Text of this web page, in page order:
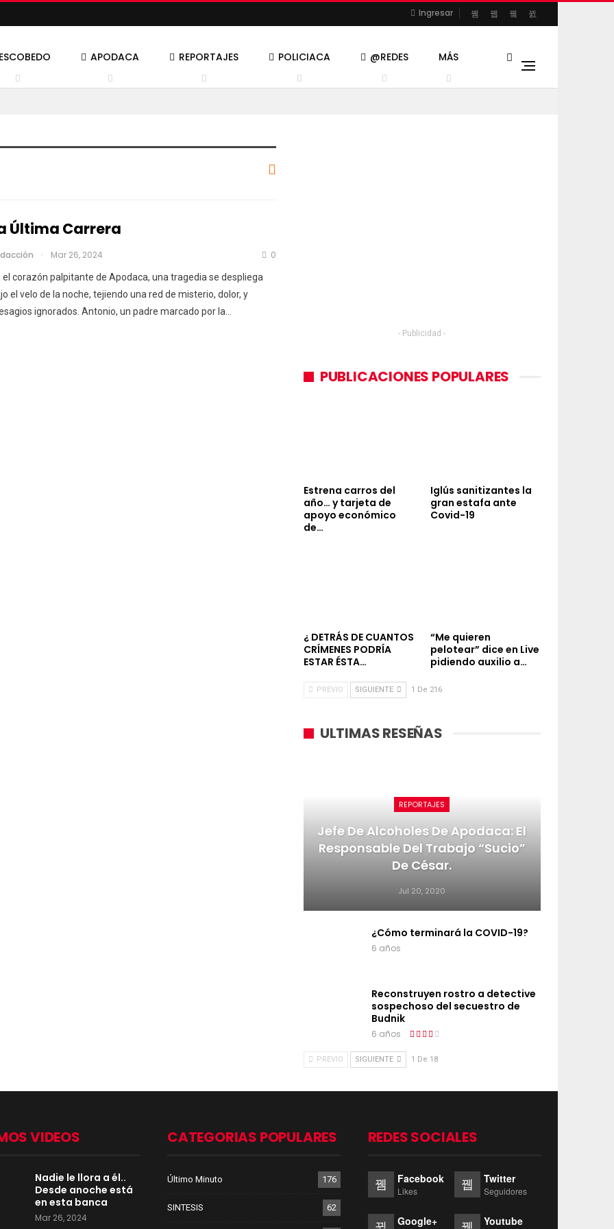
Ingresar
ESCOBEDO APODACA REPORTAJES POLICIACA @REDES MÁS
Última Carrera
Mar 26, 2024 0
el corazón palpitante de Apodaca, una tragedia se despliega
el velo de la noche, tejiendo una red de misterio, dolor, y
ignorados. Antonio, un padre marcado por la…
- Publicidad -
PUBLICACIONES POPULARES
Estrena carros del
año… y tarjeta de
apoyo económico
de…
Iglús sanitizantes la
gran estafa ante
Covid-19
¿ DETRÁS DE CUANTOS
CRÍMENES PODRÍA
ESTAR ÉSTA…
“Me quieren
pelotear” dice en Live
pidiendo auxilio a…
PREVIO SIGUIENTE 1 De 216
ULTIMAS RESEÑAS
REPORTAJES
Jefe De Alcoholes De Apodaca: El
Responsable Del Trabajo “sucio”
De César.
Jul 20, 2020
¿Cómo terminará la COVID-19?
6 años
Reconstruyen rostro a detective
sospechoso del secuestro de
Budnik
6 años
PREVIO SIGUIENTE 1 De 18
VIDEOS
Nadie le llora a él..
Desde anoche está
en esta banca
Mar 26, 2024
CATEGORIAS POPULARES
Último Minuto 176
SINTESIS 62
REDES SOCIALES
Facebook
Likes
Twitter
Seguidores
Google+ Youtube